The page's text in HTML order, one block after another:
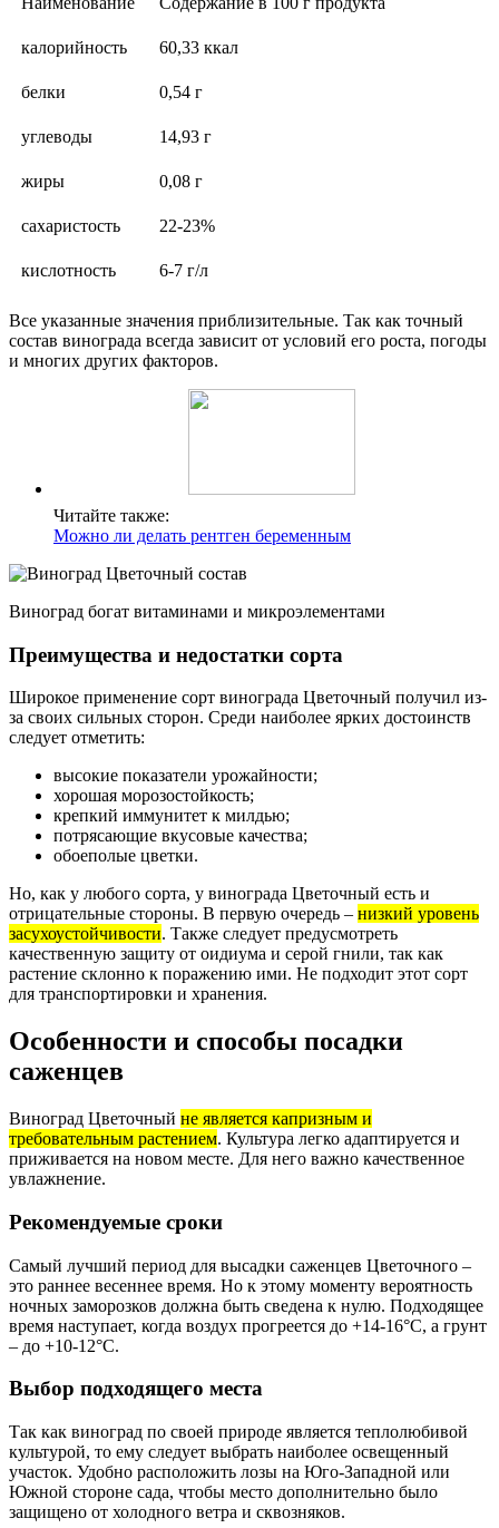
калорийность 60,33 ккал
белки 0,54 г
углеводы 14,93 г
жиры 0,08 г
сахаристость 22-23%
кислотность 6-7 г/л
Все указанные значения приблизительные. Так как точный
состав винограда всегда зависит от условий его роста, погоды
и многих других факторов.
Читайте также:
Можно ли делать рентген беременным
Виноград богат витаминами и микроэлементами
Преимущества и недостатки сорта
Широкое применение сорт винограда Цветочный получил из-
за своих сильных сторон. Среди наиболее ярких достоинств
следует отметить:
высокие показатели урожайности;
хорошая морозостойкость;
крепкий иммунитет к милдью;
потрясающие вкусовые качества;
обоеполые цветки.
Но, как у любого сорта, у винограда Цветочный есть и
отрицательные стороны. В первую очередь – низкий уровень
засухоустойчивости. Также следует предусмотреть
качественную защиту от оидиума и серой гнили, так как
растение склонно к поражению ими. Не подходит этот сорт
для транспортировки и хранения.
Особенности и способы посадки
саженцев
Виноград Цветочный не является капризным и
требовательным растением. Культура легко адаптируется и
приживается на новом месте. Для него важно качественное
увлажнение.
Рекомендуемые сроки
Самый лучший период для высадки саженцев Цветочного –
это раннее весеннее время. Но к этому моменту вероятность
ночных заморозков должна быть сведена к нулю. Подходящее
время наступает, когда воздух прогреется до +14-16°С, а грунт
– до +10-12°С.
Выбор подходящего места
Так как виноград по своей природе является теплолюбивой
культурой, то ему следует выбрать наиболее освещенный
участок. Удобно расположить лозы на Юго-Западной или
Южной стороне сада, чтобы место дополнительно было
защищено от холодного ветра и сквозняков.